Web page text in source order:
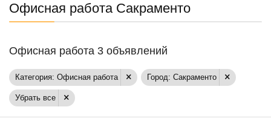
Офисная работа Сакраменто
Офисная работа 3 объявлений
Категория: Офисная работа Город: Сакраменто
Убрать все